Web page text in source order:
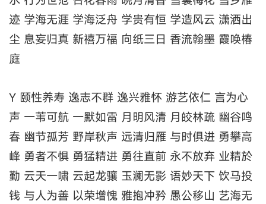
迹 学海无涯 学海泛舟 学贵有恒 学造风云 潇洒出
尘 息妄归真 新禧万福 向纸三日 香流翰墨 霞唤椿
庭
Y 颐性养寿 逸志不群 逸兴雅怀 游艺依仁 言为心
声 一苇可航 一默如雷 月明风清 月皎林疏 幽谷鸣
春 幽节孤芳 野岸秋声 远清归雁 与时俱进 勇攀高
峰 勇者不惧 勇猛精进 勇往直前 永不放弃 业精於
勤 云天一啸 云起龙骧 玉澜无影 语妙天下 饮马投
钱 与人为善 以荣增愧 雅抱冲矜 愚公移山 艺海无